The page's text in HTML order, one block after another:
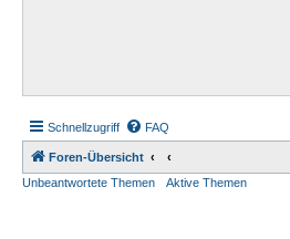
Schnellzugriff FAQ
Foren-Übersicht
Unbeantwortete Themen
Aktive Themen